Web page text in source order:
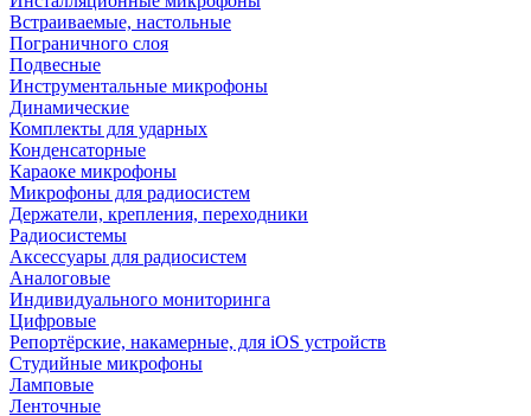
Встраиваемые, настольные
Пограничного слоя
Подвесные
Инструментальные микрофоны
Динамические
Комплекты для ударных
Конденсаторные
Караоке микрофоны
Микрофоны для радиосистем
Держатели, крепления, переходники
Радиосистемы
Аксессуары для радиосистем
Аналоговые
Индивидуального мониторинга
Цифровые
Репортёрские, накамерные, для iOS устройств
Студийные микрофоны
Ламповые
Ленточные